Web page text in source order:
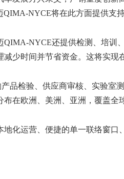
QIMA-NYCE将在此方面提供支持
NYCE还提供检测、培训、
少时间并节省资金。这将实现
检验、供应商审核、实验室测
在欧洲、美洲、亚洲，覆盖全
运营、便捷的单一联络窗口